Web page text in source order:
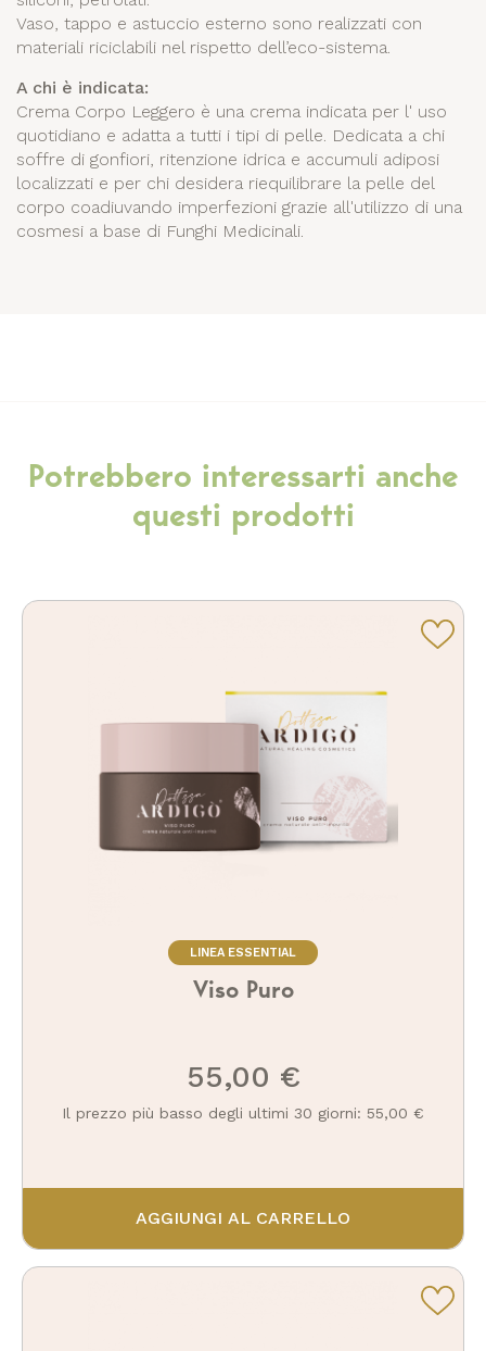
Vaso, tappo e astuccio esterno sono realizzati con
materiali riciclabili nel rispetto dell’eco-sistema.
A chi è indicata:
Crema Corpo Leggero è una crema indicata per l' uso
quotidiano e adatta a tutti i tipi di pelle. Dedicata a chi
soffre di gonfiori, ritenzione idrica e accumuli adiposi
localizzati e per chi desidera riequilibrare la pelle del
corpo coadiuvando imperfezioni grazie all'utilizzo di una
cosmesi a base di Funghi Medicinali.
Potrebbero interessarti anche
questi prodotti
LINEA ESSENTIAL
Viso Puro
55,00 €
Il prezzo più basso degli ultimi 30 giorni: 55,00 €
AGGIUNGI AL CARRELLO